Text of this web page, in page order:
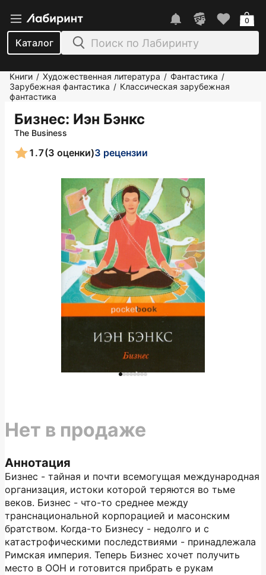
Каталог
0
Книги / Художественная литература / Фантастика /
Зарубежная фантастика / Классическая зарубежная
фантастика
Бизнес: Иэн Бэнкс
The Business
1.7(3 оценки)3 рецензии
Аннотация
Бизнес - тайная и почти всемогущая международная
организация, истоки которой теряются во тьме
веков. Бизнес - что-то среднее между
транснациональной корпорацией и масонским
братством. Когда-то Бизнесу - недолго и с
катастрофическими последствиями - принадлежала
Римская империя. Теперь Бизнес хочет получить
место в ООН и готовится прибрать е рукам
Нет в продаже